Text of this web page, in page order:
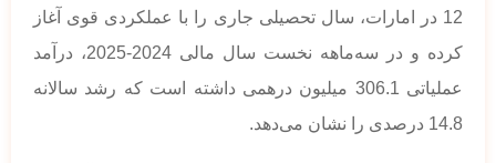
12 در امارات، سال تحصیلی جاری را با عملکردی قوی آغاز
کرده و در سه‌ماهه نخست سال مالی 2024-2025، درآمد
عملیاتی 306.1 میلیون درهمی داشته است که رشد سالانه
14.8 درصدی را نشان می‌دهد.